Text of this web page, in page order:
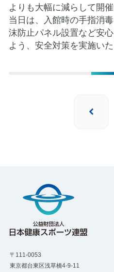
よりも大幅に減らして開催
当日は、入館時の手指消
沫防止パネル設置など安
よう、安全対策を実施いた
〒111-0053
東京都台東区浅草橋4-9-11